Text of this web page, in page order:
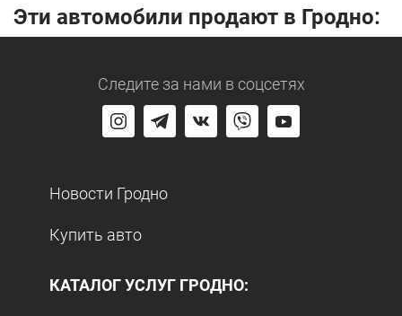
Эти автомобили продают в Гродно:
Следите за нами в соцсетях
Новости Гродно
Купить авто
КАТАЛОГ УСЛУГ ГРОДНО: